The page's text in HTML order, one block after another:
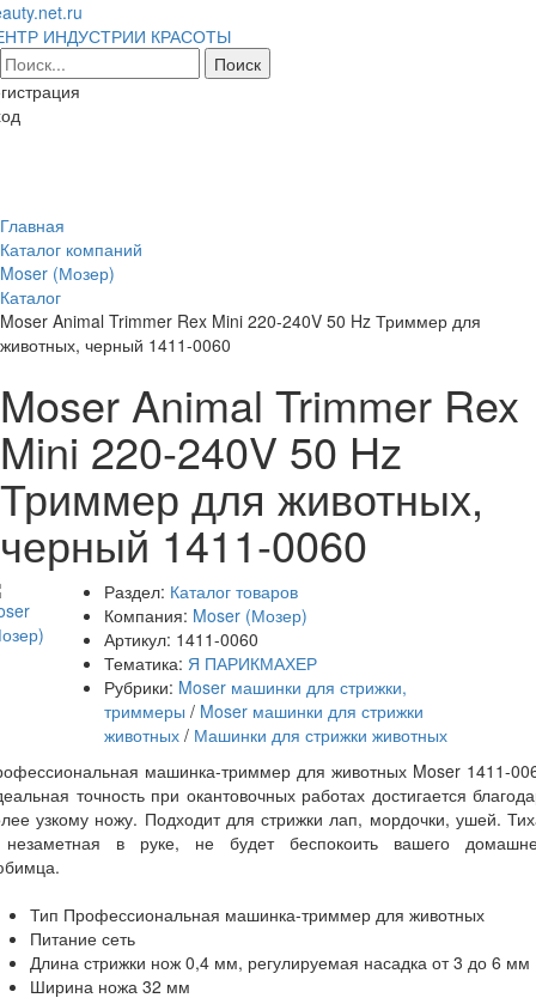
ИНДУСТРИИ КРАСОТЫ
Главная
Каталог компаний
Moser (Мозер)
Каталог
Moser Animal Trimmer Rex Mini 220-240V 50 Hz Триммер для
животных, черный 1411-0060
Moser Animal Trimmer Rex
Mini 220-240V 50 Hz
Триммер для животных,
черный 1411-0060
Раздел: Каталог товаров
Компания: Moser (Мозер)
Артикул: 1411-0060
Тематика: Я ПАРИКМАХЕР
Рубрики: Moser машинки для стрижки,
триммеры / Moser машинки для стрижки
животных / Машинки для стрижки животных
машинка-триммер для животных Moser 1411-
точность при окантовочных работах достигается
узкому ножу. Подходит для стрижки лап, мордочки, ушей.
в руке, не будет беспокоить вашего
Тип Профессиональная машинка-триммер для животных
Питание сеть
Длина стрижки нож 0,4 мм, регулируемая насадка от 3 до 6 мм
Ширина ножа 32 мм